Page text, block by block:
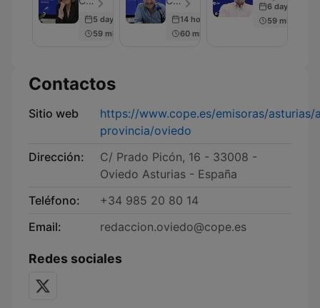
5 days ago
59 min
14 hours ago
60 min
6 days ago
59 min
Contactos
Sitio web
https://www.cope.es/emisoras/asturias/
provincia/oviedo
Dirección:
C/ Prado Picón, 16 - 33008 -
Oviedo Asturias - España
Teléfono:
+34 985 20 80 14
Email:
redaccion.oviedo@cope.es
Redes sociales